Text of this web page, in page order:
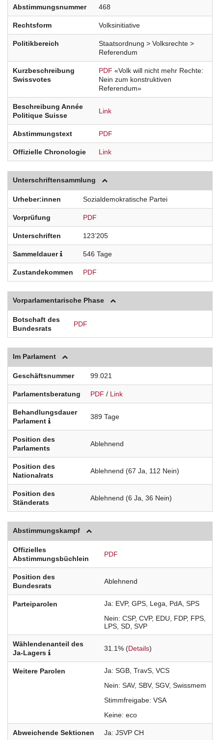
Abstimmungsnummer 468
Rechtsform Volksinitiative
Politikbereich
Staatsordnung > Volksrechte >
Referendum
Kurzbeschreibung
Swissvotes
PDF «Volk will nicht mehr Rechte:
Nein zum konstruktiven
Referendum»
Beschreibung Année
Politique Suisse
Link
Abstimmungstext PDF
Offizielle Chronologie Link
Unterschriftensammlung
Urheber:innen Sozialdemokratische Partei
Vorprüfung PDF
Unterschriften 123’205
Sammeldauer 546 Tage
Zustandekommen PDF
Vorparlamentarische Phase
Botschaft des
Bundesrats
PDF
Im Parlament
Geschäftsnummer 99.021
Parlamentsberatung PDF / Link
Behandlungsdauer
Parlament
389 Tage
Position des
Parlaments
Ablehnend
Position des
Nationalrats
Ablehnend (67 Ja, 112 Nein)
Position des
Ständerats
Ablehnend (6 Ja, 36 Nein)
Abstimmungskampf
Offizielles
Abstimmungsbüchlein
PDF
Position des
Bundesrats
Ablehnend
Parteiparolen Ja EVP GPS Lega PdA SPS
Nein CSP CVP EDU FDP FPS
LPS SD SVP
Wählendenanteil des
Ja-Lagers
31.1% (Details)
Weitere Parolen Ja SGB TravS VCS
Nein SAV SBV SGV Swissmem
Stimmfreigabe VSA
Keine eco
Abweichende Sektionen Ja JSVP CH